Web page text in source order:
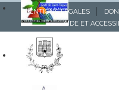
MENTIONS LÉGALES
AIDE ET